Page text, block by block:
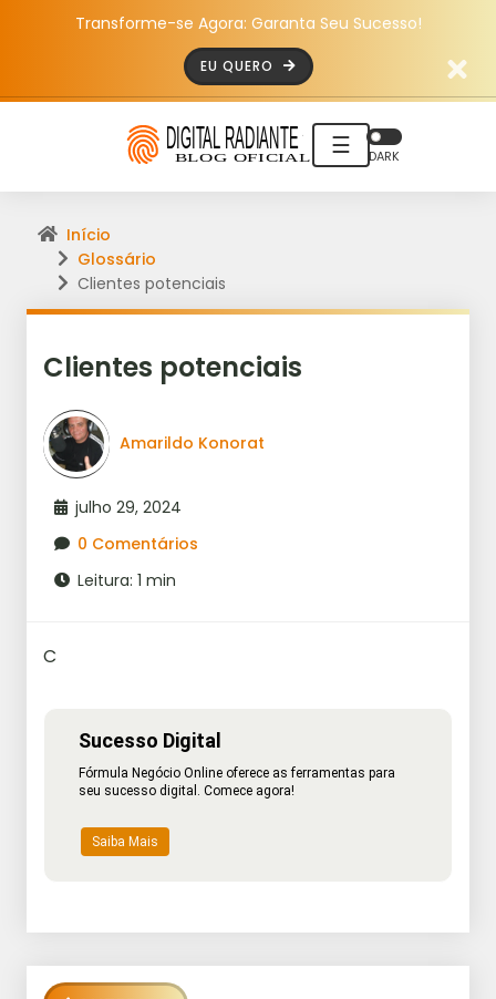
Transforme-se Agora: Garanta Seu Sucesso!
EU QUERO
☰ DARK
Início
Glossário
Clientes potenciais
Clientes potenciais
Amarildo Konorat
julho 29, 2024
0 Comentários
Leitura: 1 min
C
Sucesso Digital
Fórmula Negócio Online oferece as ferramentas para
seu sucesso digital. Comece agora!
Saiba Mais